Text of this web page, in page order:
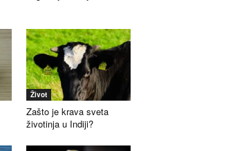
Život
Zašto je krava sveta
životinja u Indiji?